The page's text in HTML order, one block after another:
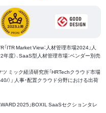
Market View：人材管理市場2024」人
度）、SaaS型人材管理市場：ベンダー別売
ミック経済研究所「HRTechクラウド市場
）」 人事・配置クラウド分野における出荷
2025」BOXIL SaaSセクションタレ